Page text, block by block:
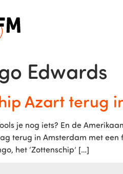
Edwards
Azart terug
je nog iets? En de
terug in Amsterdam met een
het ‘Zottenschip’ […]